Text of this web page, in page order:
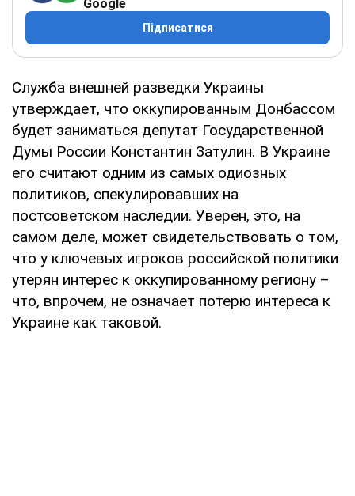
Google
Підписатися
Служба внешней разведки Украины
утверждает, что оккупированным Донбассом
будет заниматься депутат Государственной
Думы России Константин Затулин. В Украине
его считают одним из самых одиозных
политиков, спекулировавших на
постсоветском наследии. Уверен, это, на
самом деле, может свидетельствовать о том,
что у ключевых игроков российской политики
утерян интерес к оккупированному региону –
что, впрочем, не означает потерю интереса к
Украине как таковой.